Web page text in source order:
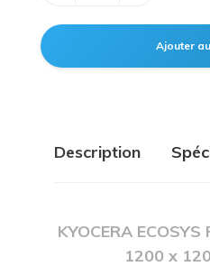
Description
KYOCERA
1200 x